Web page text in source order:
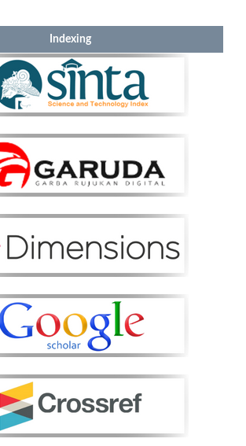
Indexing